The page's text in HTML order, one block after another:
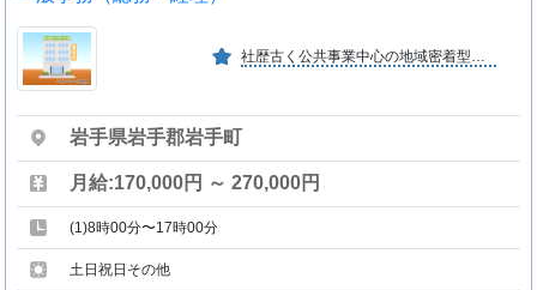
社歴古く公共事業中心の地域密着型の建設会社です。
岩手県岩手郡岩手町
月給:170,000円 ～ 270,000円
(1)8時00分〜17時00分
土日祝日その他